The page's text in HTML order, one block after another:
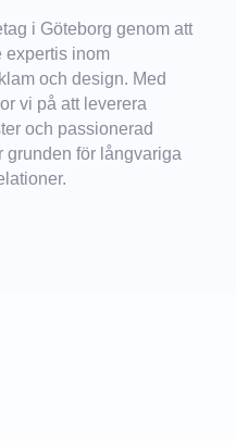
i Göteborg genom att
expertis inom
och design. Med
vi på att leverera
och passionerad
grunden för långvariga